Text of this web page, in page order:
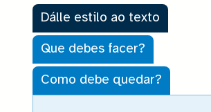
Dálle estilo ao texto
Que debes facer?
Como debe quedar?